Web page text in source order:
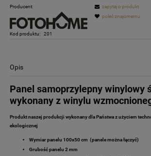
Producent:
Kod produktu: 201
zapytaj o produkt
poleć znajomemu
Opis
Panel samoprzylepny winylowy
wykonany z winylu
Produkt naszej produkcji wykonany dla Państwa z użyciem
ekologicznej
Wymiar panelu 100x50 cm (panele można łączyć)
Grubość panelu 2 mm